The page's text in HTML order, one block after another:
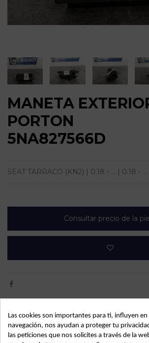
MANETA
PORTON
5NA827566D
SEAT TARRACO (KN2) | 0.18 - ... | 0.18 - ...
Consultar precio de la
Detalles de producto
OEM:
Las cookies son importantes para ti, influyen
navegación, nos ayudan a proteger tu
las peticiones que nos solicites a través de la